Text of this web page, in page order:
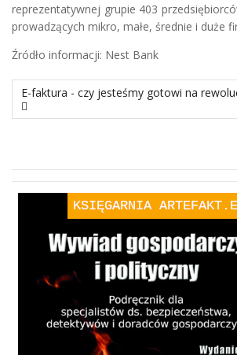
reprezentatywnej grupie 403
prowadzących mikro, małe, średnie i duże
Źródło informacji: Nest Bank
następny materiał: E-faktura - czy
E-faktura - czy jesteśmy gotowi na